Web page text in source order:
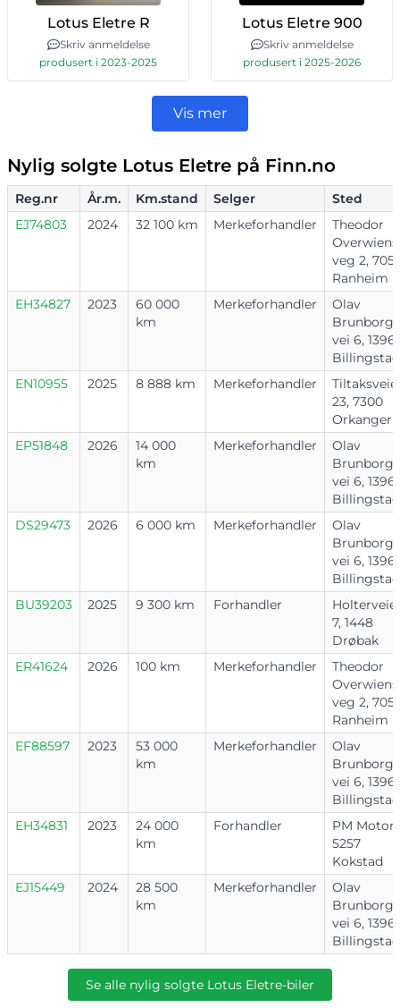
Lotus Eletre R
Skriv anmeldelse
produsert i 2023-2025
Lotus Eletre 900
Skriv anmeldelse
produsert i 2025-2026
Vis mer
Nylig solgte Lotus Eletre på Finn.no
Reg.nr År.m. Km.stand Selger
Sted
EJ74803
2024 32 100 km Merkeforhandler
Theodor
Overwiens
veg 2,
Ranheim
EH34827
2023
60 000
km
Merkeforhandler
Olav
Brunborgs
vei 6, 1396
Billingstad
EN10955
2025 8 888 km Merkeforhandler
23, 7300
Orkanger
EP51848
2026
14 000
km
Merkeforhandler
Olav
Brunborgs
vei 6, 1396
Billingstad
DS29473
2026 6 000 km Merkeforhandler
Olav
Brunborgs
vei 6, 1396
Billingstad
BU39203
2025 9 300 km Forhandler
7, 1448
Drøbak
ER41624
2026 100 km Merkeforhandler
Theodor
Overwiens
veg 2,
Ranheim
EF88597
2023
53 000
km
Merkeforhandler
Olav
Brunborgs
vei 6, 1396
Billingstad
EH34831
2023
24 000
km
Forhandler
PM Motor,
5257
Kokstad
EJ15449
2024
28 500
km
Merkeforhandler
Olav
Brunborgs
vei 6, 1396
Billingstad
Se alle nylig solgte Lotus Eletre-biler